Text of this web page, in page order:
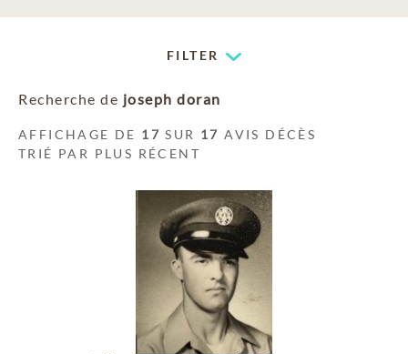
FILTER
Recherche de joseph doran
AFFICHAGE DE 17 SUR 17 AVIS DÉCÈS
TRIÉ PAR PLUS RÉCENT